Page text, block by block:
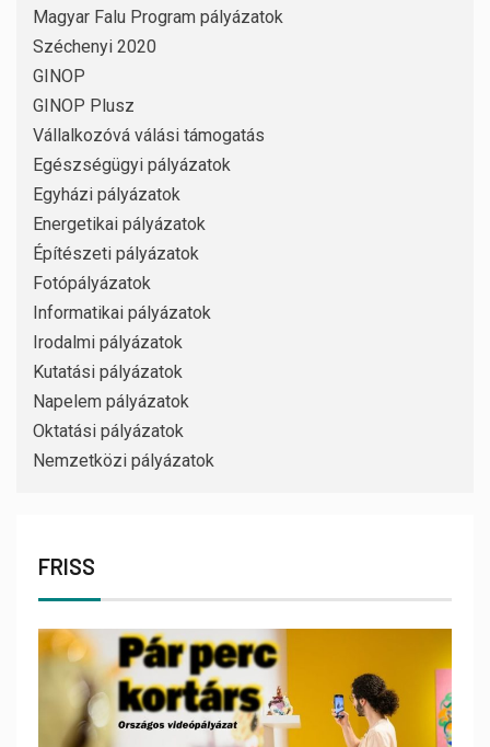
Magyar Falu Program pályázatok
Széchenyi 2020
GINOP
GINOP Plusz
Vállalkozóvá válási támogatás
Egészségügyi pályázatok
Egyházi pályázatok
Energetikai pályázatok
Építészeti pályázatok
Fotópályázatok
Informatikai pályázatok
Irodalmi pályázatok
Kutatási pályázatok
Napelem pályázatok
Oktatási pályázatok
Nemzetközi pályázatok
FRISS